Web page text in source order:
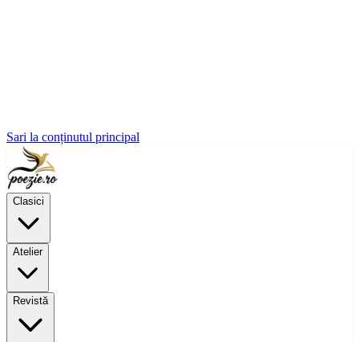
Sari la conținutul principal
Clasici
Atelier
Revistă